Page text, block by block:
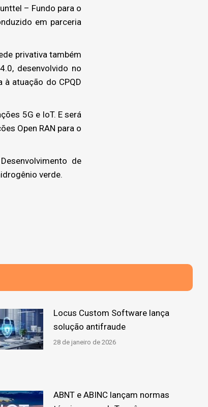
– Fundo para o
em parceria
privativa também
desenvolvido no
atuação do CPQD
5G e IoT. E será
Open RAN para o
de
verde.
Locus Custom Software lança
solução antifraude
28 de janeiro de 2026
ABNT e ABINC lançam normas